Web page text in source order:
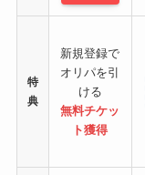
特
典
新規登録で
オリパを引
ける
無料チケッ
ト獲得